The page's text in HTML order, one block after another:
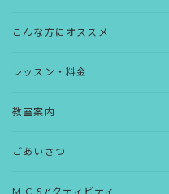
こんな方にオススメ
レッスン・料金
教室案内
ごあいさつ
M.C.Sアクティビティ